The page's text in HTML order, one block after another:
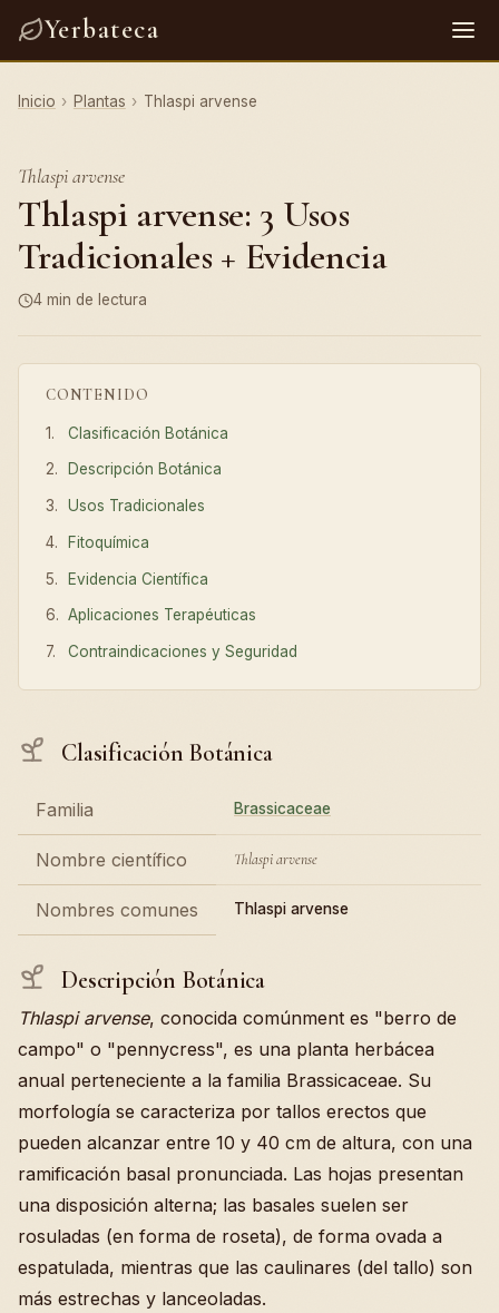
Yerbateca
Inicio › Plantas › Thlaspi arvense
Thlaspi arvense
Thlaspi arvense: 3 Usos
Tradicionales + Evidencia
4 min de lectura
CONTENIDO
Clasificación Botánica
Descripción Botánica
Usos Tradicionales
Fitoquímica
Evidencia Científica
Aplicaciones Terapéuticas
Contraindicaciones y Seguridad
Clasificación Botánica
Familia Brassicaceae
Nombre científico Thlaspi arvense
Nombres comunes Thlaspi arvense
Descripción Botánica
Thlaspi arvense, conocida comúnment es "berro de
campo" o "pennycress", es una planta herbácea
anual perteneciente a la familia Brassicaceae. Su
morfología se caracteriza por tallos erectos que
pueden alcanzar entre 10 y 40 cm de altura, con una
ramificación basal pronunciada. Las hojas presentan
una disposición alterna; las basales suelen ser
rosuladas (en forma de roseta), de forma ovada a
espatulada, mientras que las caulinares (del tallo) son
más estrechas y lanceoladas.